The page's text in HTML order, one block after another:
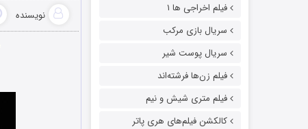
فیلم اخراجی ها ۱
سریال بازی مرکب
سریال پوست شیر
فیلم زن‌ها فرشته‌اند
فیلم متری شیش و نیم
کالکشن فیلم‌های هری پاتر
نویسنده